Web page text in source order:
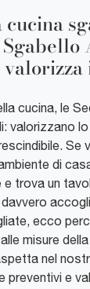
cucina
cucina, le
valorizzano
Se
di
e trova un
ecco
misure
nel
preventivi e